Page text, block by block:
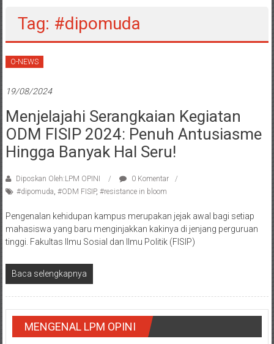
Tag: #dipomuda
O-NEWS
19/08/2024
Menjelajahi Serangkaian Kegiatan
ODM FISIP 2024: Penuh Antusiasme
Hingga Banyak Hal Seru!
Diposkan Oleh:LPM OPINI
0 Komentar
#dipomuda, #ODM FISIP, #resistance in bloom
Pengenalan kehidupan kampus merupakan jejak awal bagi setiap
mahasiswa yang baru menginjakkan kakinya di jenjang perguruan
tinggi. Fakultas Ilmu Sosial dan Ilmu Politik (FISIP)
Baca selengkapnya
MENGENAL LPM OPINI